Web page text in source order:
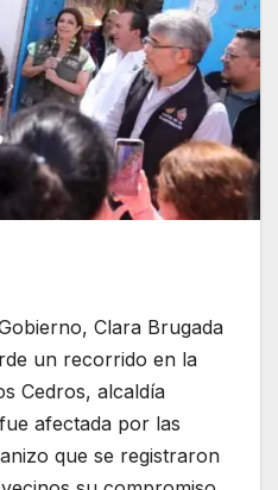
Clara Brugada
un recorrido en la
Cedros, alcaldía
afectada por las
que se registraron